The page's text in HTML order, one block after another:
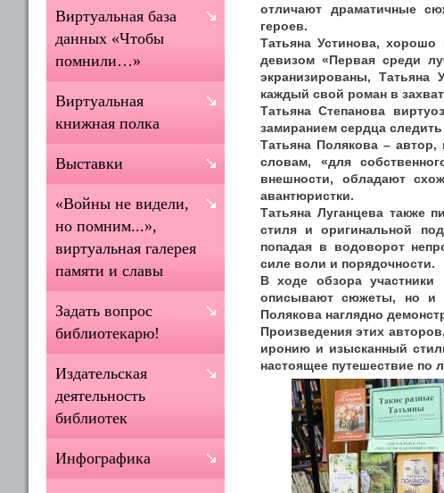
отличают драматичные
героев.
Татьяна Устинова, хорошо
девизом «Первая среди
экранизированы,
каждый свой роман в
Татьяна Степанова
замиранием сердца
Татьяна Полякова – автор,
словам, «для
внешности, обладают
авантюристки.
Татьяна Луганцева также
стиля и оригинальной
попадая в водоворот
силе воли и порядочности.
В ходе обзора участники
описывают сюжеты, но и
Полякова наглядно
Произведения этих
иронию и изысканный
настоящее путешествие по
Виртуальная база
данных «Чтобы
помнили…»
Виртуальная
книжная полка
Выставки
«Войны не видели,
но помним...»,
виртуальная галерея
памяти и славы
Задать вопрос
библиотекарю!
Издательская
деятельность
библиотек
Инфографика